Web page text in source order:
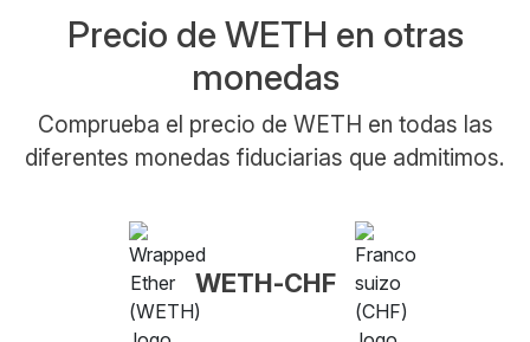
Precio de WETH en otras
monedas
Comprueba el precio de WETH en todas las
diferentes monedas fiduciarias que admitimos.
WETH-CHF